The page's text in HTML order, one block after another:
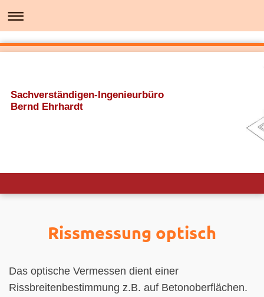
Sachverständigen-Ingenieurbüro
Bernd Ehrhardt
Rissmessung optisch
Das optische Vermessen dient einer
Rissbreitenbestimmung z.B. auf Betonoberflächen.